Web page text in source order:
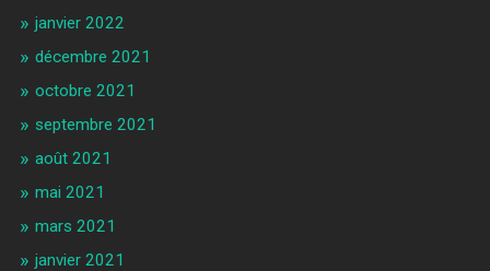
janvier 2022
décembre 2021
octobre 2021
septembre 2021
août 2021
mai 2021
mars 2021
janvier 2021